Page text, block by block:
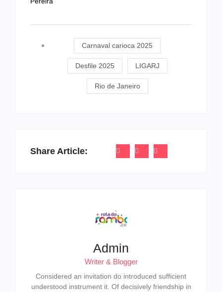
Carnaval carioca 2025
Desfile 2025 LIGARJ
Rio de Janeiro
Share Article:
Admin
Writer & Blogger
Considered an invitation do introduced sufficient
understood instrument it. Of decisively friendship in